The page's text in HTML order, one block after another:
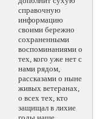
справочную
информацию
своими бережно
сохраненными
воспоминаниями о
тех, кого уже нет с
нами рядом,
рассказами о ныне
живых ветеранах,
о всех тех, кто
защищал в лихие